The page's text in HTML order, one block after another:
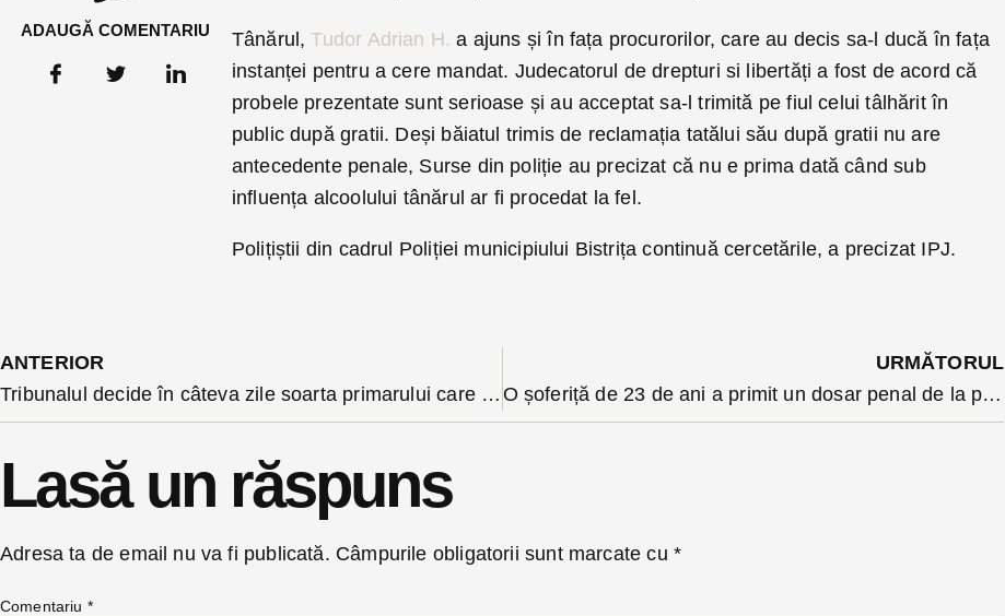
ADAUGĂ COMENTARIU Tânărul,Tudor Adrian H. a ajuns și în fața procurorilor, care au decis sa-l ducă în fața
instanței pentru a cere mandat. Judecatorul de drepturi si libertăți a fost de acord că
probele prezentate sunt serioase și au acceptat sa-l trimită pe fiul celui tâlhărit în
public după gratii. Deși băiatul trimis de reclamația tatălui său după gratii nu are
antecedente penale, Surse din poliție au precizat că nu e prima dată când sub
influența alcoolului tânărul ar fi procedat la fel.
Polițiștii din cadrul Poliției municipiului Bistrița continuă cercetările, a precizat IPJ.
ANTERIOR
Tribunalul decide în câteva zile soarta primarului care și-a pierdut mandatul, dar a reușit să-și obțină niște derogări
URMĂTORUL
O șoferiță de 23 de ani a primit un dosar penal de la polițiști în loc de mărțișor
Lasă un răspuns
Adresa ta de email nu va fi publicată. Câmpurile obligatorii sunt marcate cu *
Comentariu *